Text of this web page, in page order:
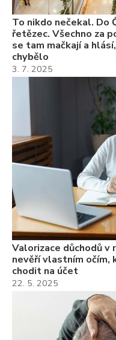
To nikdo nečekal. Do
řetězec. Všechno za
se tam mačkají a
chybělo
3. 7. 2025
Valorizace důchodů v
nevěří vlastním očím,
chodit na účet
22. 5. 2025